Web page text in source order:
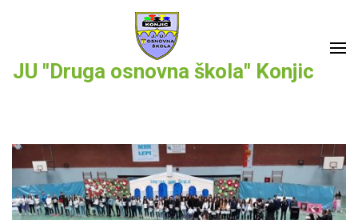
(Press
JU "Druga osnovna škola" Konjic